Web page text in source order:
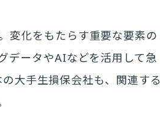
変化をもたらす重要な要素の
データやAIなどを活用して急
大手生損保会社も、関連する